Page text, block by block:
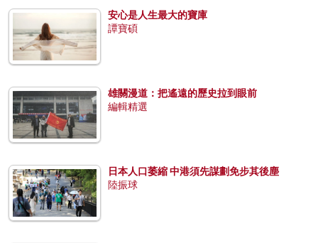
安心是人生最大的寶庫
譚寶碩
雄關漫道：把遙遠的歷史拉到眼前
編輯精選
日本人口萎縮 中港須先謀劃免步其後塵
陸振球